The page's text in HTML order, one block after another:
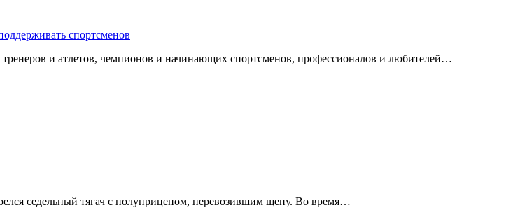
спортсменов
и атлетов, чемпионов и начинающих спортсменов, профессионалов и любителей…
седельный тягач с полуприцепом, перевозившим щепу. Во время…